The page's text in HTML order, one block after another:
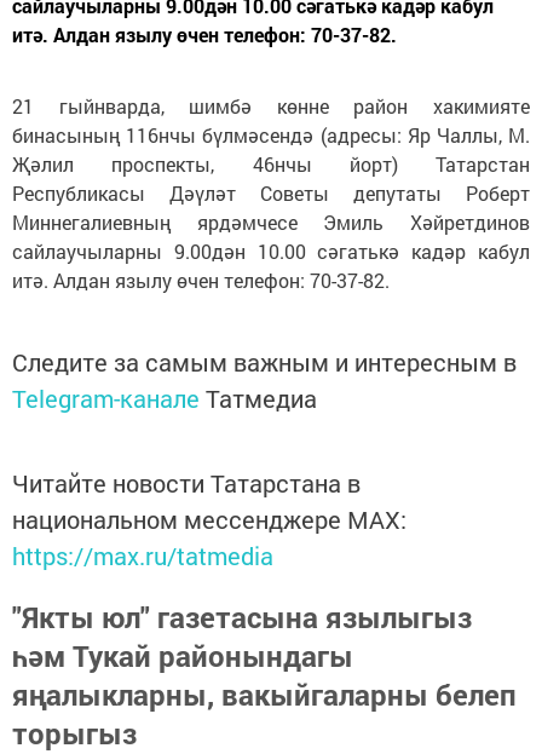
сайлаучыларны 9.00дән 10.00 сәгатькә кадәр кабул
итә. Алдан язылу өчен телефон: 70-37-82.
21 гыйнварда, шимбә көнне район хакимияте
бинасының 116нчы бүлмәсендә (адресы: Яр Чаллы, М.
Җәлил проспекты, 46нчы йорт) Татарстан
Республикасы Дәүләт Советы депутаты Роберт
Миннегалиевның ярдәмчесе Эмиль Хәйретдинов
сайлаучыларны 9.00дән 10.00 сәгатькә кадәр кабул
итә. Алдан язылу өчен телефон: 70-37-82.
Следите за самым важным и интересным в
Telegram-канале Татмедиа
Читайте новости Татарстана в
национальном мессенджере MАХ:
https://max.ru/tatmedia
"Якты юл" газетасына язылыгыз
һәм Тукай районындагы
яңалыкларны, вакыйгаларны белеп
торыгыз